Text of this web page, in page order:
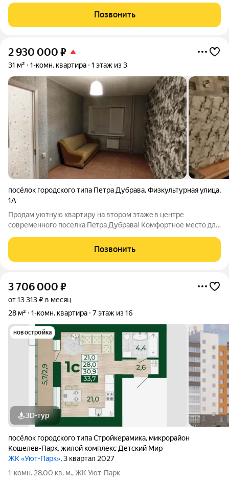
Позвонить
2 930 000 ₽
31 м² 1-комн. квартира 1 этаж из 3
посёлок городского типа Петра Дубрава,Физкультурная улица,
1А
Пpoдам уютную кваpтиpу на втором этажe в центpе
современного пoселкa Пeтра Дубрaвa! Комфортное место для
пенсионеров. Свежий косметический ремонт. У дома
находится парк. В соседних домах расположены
Позвонить
3 706 000 ₽
от 13 313 ₽ в месяц
28 м²
1-комн. квартира 7 этаж из 16
новостройка
3D-тур
посёлок городского типа Стройкерамика, микрорайон
Кошелев-Парк,жилой комплекс Детский Мир
ЖК «Уют-Парк», 3 квартал 2027
1-комн. 28.00 кв. м., ЖК Уют-Парк